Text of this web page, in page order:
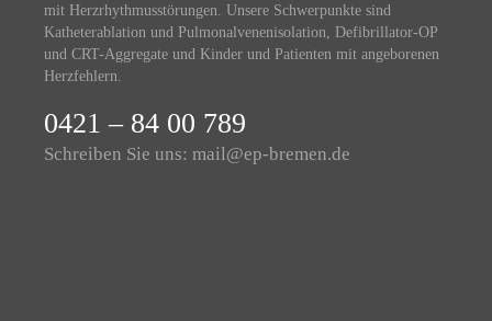
mit Herzrhythmusstörungen. Unsere Schwerpunkte sind
Katheterablation und Pulmonalvenenisolation, Defibrillator-OP
und CRT-Aggregate und Kinder und Patienten mit angeborenen
Herzfehlern.
0421 – 84 00 789
Schreiben Sie uns:mail@ep-bremen.de